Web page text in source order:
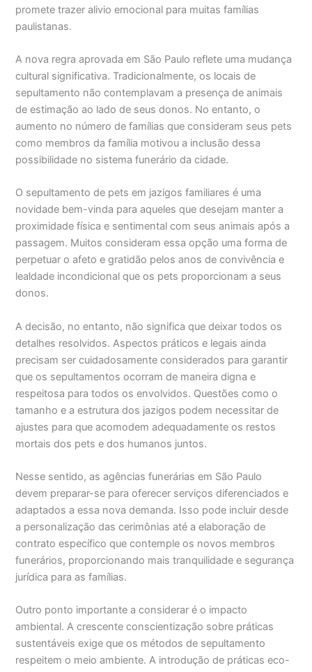
promete trazer alivio emocional para muitas famílias
paulistanas.
A nova regra aprovada em São Paulo reflete uma mudança
cultural significativa. Tradicionalmente, os locais de
sepultamento não contemplavam a presença de animais
de estimação ao lado de seus donos. No entanto, o
aumento no número de famílias que consideram seus pets
como membros da família motivou a inclusão dessa
possibilidade no sistema funerário da cidade.
O sepultamento de pets em jazigos familiares é uma
novidade bem-vinda para aqueles que desejam manter a
proximidade física e sentimental com seus animais após a
passagem. Muitos consideram essa opção uma forma de
perpetuar o afeto e gratidão pelos anos de convivência e
lealdade incondicional que os pets proporcionam a seus
donos.
A decisão, no entanto, não significa que deixar todos os
detalhes resolvidos. Aspectos práticos e legais ainda
precisam ser cuidadosamente considerados para garantir
que os sepultamentos ocorram de maneira digna e
respeitosa para todos os envolvidos. Questões como o
tamanho e a estrutura dos jazigos podem necessitar de
ajustes para que acomodem adequadamente os restos
mortais dos pets e dos humanos juntos.
Nesse sentido, as agências funerárias em São Paulo
devem preparar-se para oferecer serviços diferenciados e
adaptados a essa nova demanda. Isso pode incluir desde
a personalização das cerimônias até a elaboração de
contrato específico que contemple os novos membros
funerários, proporcionando mais tranquilidade e segurança
jurídica para as famílias.
Outro ponto importante a considerar é o impacto
ambiental. A crescente conscientização sobre práticas
sustentáveis exige que os métodos de sepultamento
respeitem o meio ambiente. A introdução de práticas eco-